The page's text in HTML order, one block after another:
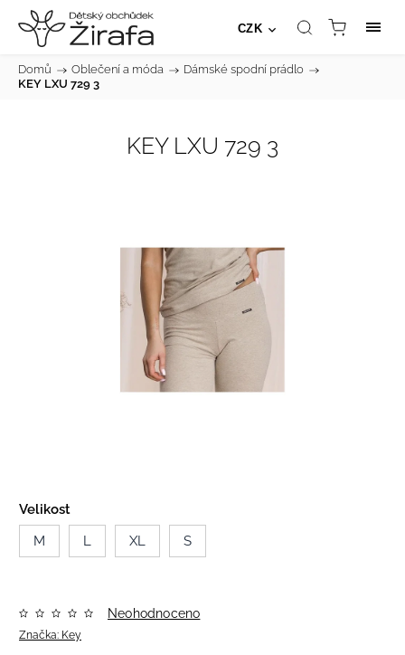
CZK
Domů / Oblečení a móda / Dámské spodní prádlo /
KEY LXU 729 3
KEY LXU 729 3
Velikost
M
L XL S
Značka: Key
Neohodnoceno